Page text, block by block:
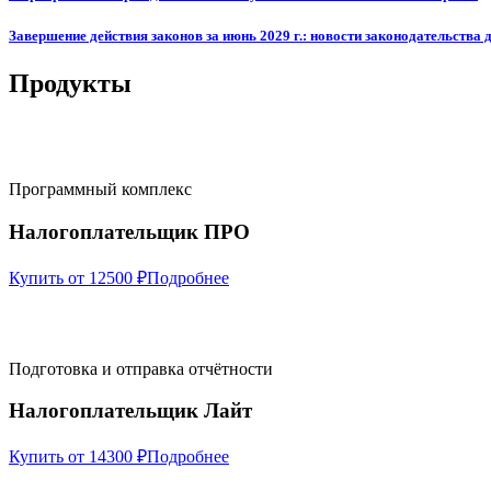
Завершение действия законов за июнь 2029 г.: новости законодательства
Продукты
Программный комплекс
Налогоплательщик ПРО
Купить от 12500 ₽Подробнее
Подготовка и отправка отчётности
Налогоплательщик Лайт
Купить от 14300 ₽Подробнее